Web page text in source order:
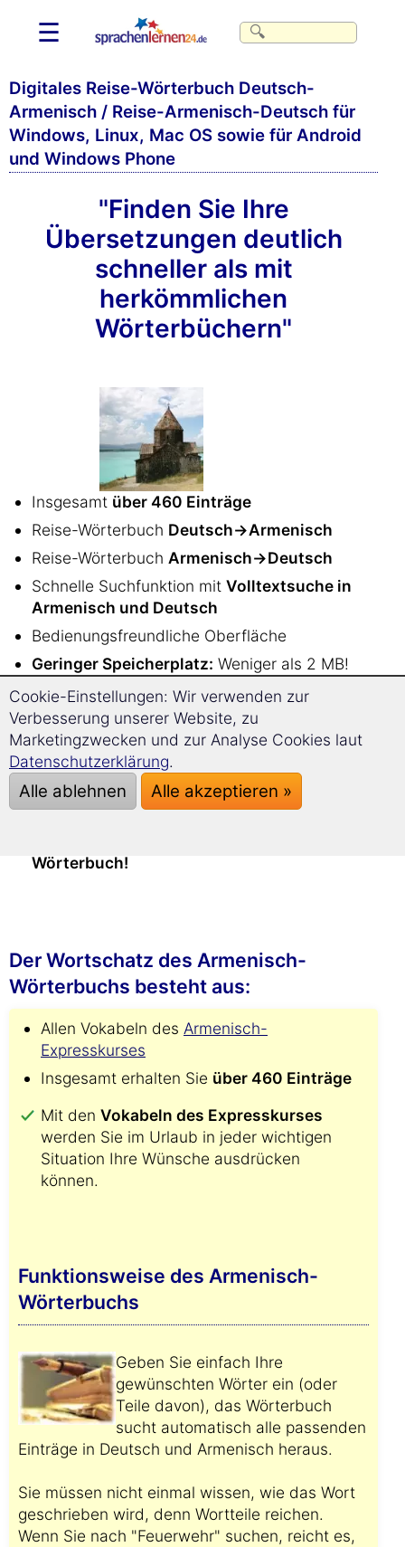
☰
Digitales Reise-Wörterbuch Deutsch-
Armenisch / Reise-Armenisch-Deutsch für
Windows, Linux, Mac OS sowie für Android
und Windows Phone
"Finden Sie Ihre
Übersetzungen deutlich
schneller als mit
herkömmlichen
Wörterbüchern"
Insgesamt über 460 Einträge
Reise-Wörterbuch Deutsch→Armenisch
Reise-Wörterbuch Armenisch→Deutsch
Schnelle Suchfunktion mit Volltextsuche in
Armenisch und Deutsch
Bedienungsfreundliche Oberfläche
Geringer Speicherplatz: Weniger als 2 MB!
Plattformunabhängig: funktioniert auf dem PC
unterWindows, Linux, Mac OS
Android Smartphones oder Tablets
ISBN 978-3-86725-165-5
Sehreinfache und intuitive Bedienung
Wörterbuch!
Der Wortschatz des Armenisch-
Wörterbuchs besteht aus:
Allen Vokabeln des Armenisch-
Expresskurses
Insgesamt erhalten Sie über 460 Einträge
Mit den Vokabeln des Expresskurses
werden Sie im Urlaub in jeder wichtigen
Situation Ihre Wünsche ausdrücken
können.
Funktionsweise des Armenisch-
Wörterbuchs
Geben Sie einfach Ihre
gewünschten Wörter ein (oder
Teile davon), das Wörterbuch
sucht automatisch alle passenden
Einträge in Deutsch und Armenisch heraus.
Sie müssen nicht einmal wissen, wie das Wort
geschrieben wird, denn Wortteile reichen.
Wenn Sie nach "Feuerwehr" suchen, reicht es,
Cookie-Einstellungen: Wir verwenden zur
Verbesserung unserer Website, zu
Marketingzwecken und zur Analyse Cookies laut
Datenschutzerklärung.
Alle ablehnen Alle akzeptieren »